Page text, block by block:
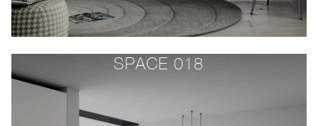
SPACE 018